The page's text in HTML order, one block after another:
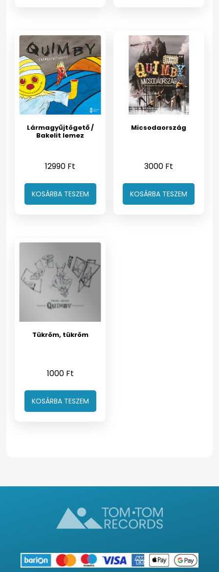
Lármagyűjtögető /
Bakelit lemez
12990 Ft
KOSÁRBA TESZEM
Micsodaország
3000 Ft
KOSÁRBA TESZEM
Tükröm, tükröm
1000 Ft
KOSÁRBA TESZEM